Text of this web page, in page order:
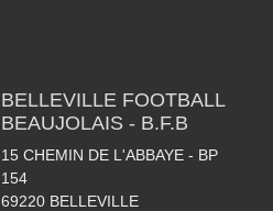
BELLEVILLE FOOTBALL
BEAUJOLAIS - B.F.B
15 CHEMIN DE L'ABBAYE - BP
154
69220 BELLEVILLE